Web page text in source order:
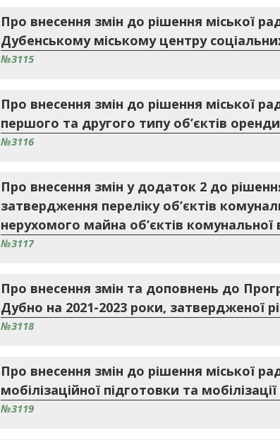
Про внесення змін до рішення міської
Дубенському міському центру
№3115
Про внесення змін до рішення міської
першого та другого типу об’єктів
№3116
Про внесення змін у додаток 2 до
затвердження переліку об’єктів
нерухомого майна об’єктів
№3117
Про внесення змін та доповнень до
Дубно на 2021-2023 роки, затвердженої
№3118
Про внесення змін до рішення міської
мобілізаційної підготовки та
№3119